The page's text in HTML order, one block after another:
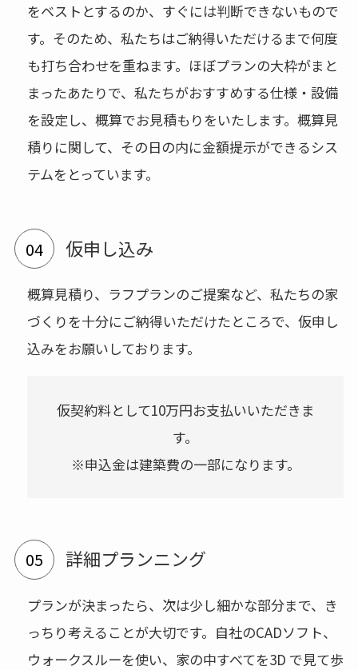
をベストとするのか、すぐには判断できないもので
す。そのため、私たちはご納得いただけるまで何度
も打ち合わせを重ねます。ほぼプランの大枠がまと
まったあたりで、私たちがおすすめする仕様・設備
を設定し、概算でお見積もりをいたします。概算見
積りに関して、その日の内に金額提示ができるシス
テムをとっています。
仮申し込み
概算見積り、ラフプランのご提案など、私たちの家
づくりを十分にご納得いただけたところで、仮申し
込みをお願いしております。
仮契約料として10万円お支払いいただきま
す。
※申込金は建築費の一部になります。
詳細プランニング
プランが決まったら、次は少し細かな部分まで、き
っちり考えることが大切です。自社のCADソフト、
ウォークスルーを使い、家の中すべてを3D で見て歩